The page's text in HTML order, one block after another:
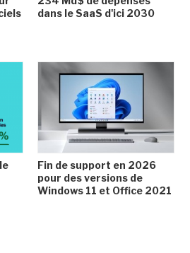
dans le SaaS d'ici 2030
Fin de support en 2026
pour des versions de
Windows 11 et Office 2021